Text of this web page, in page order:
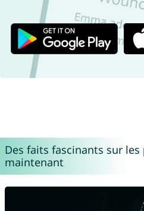
Des faits fascinants sur les
maintenant